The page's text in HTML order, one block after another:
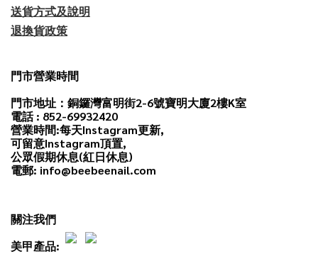
送貨方式及說明
退換貨政策
門市營業時間
門市地址：銅鑼灣富明街2-6號寶明大廈2樓K室
電話 : 852-69932420
營業時間:每天Instagram更新,
可留意Instagram頂置,
公眾假期休息(紅日休息)
電郵: info@beebeenail.com
關注我們
美甲產品: